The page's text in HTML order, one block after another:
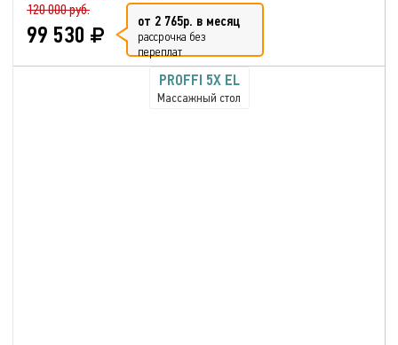
120 000 руб.
99 530 от 2 765р. в месяц
рассрочка без
переплат
PROFFI 5X EL
Массажный стол